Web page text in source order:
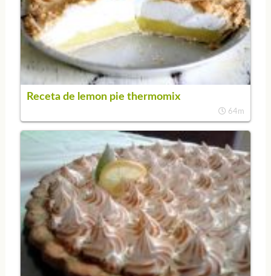
Receta de lemon pie thermomix
64m